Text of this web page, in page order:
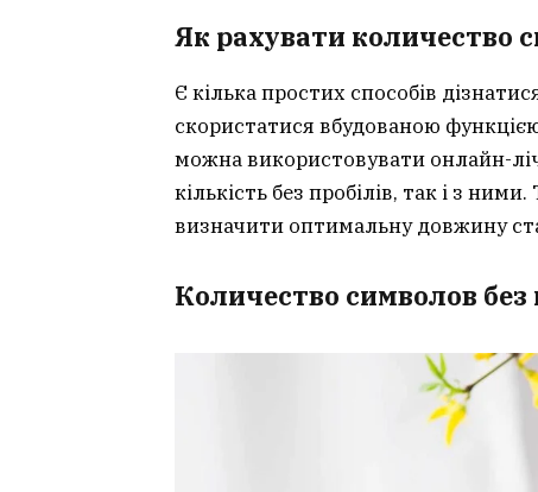
Як рахувати количество
Є кілька простих способів
скористатися вбудованою
можна використовувати онлайн-
кількість без пробілів, так і з
визначити оптимальну довжину
Количество символов без